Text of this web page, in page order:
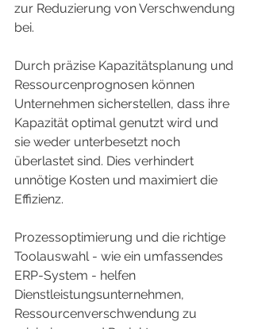
zur Reduzierung von Verschwendung
bei.
Durch präzise Kapazitätsplanung und
Ressourcenprognosen können
Unternehmen sicherstellen, dass ihre
Kapazität optimal genutzt wird und
sie weder unterbesetzt noch
überlastet sind. Dies verhindert
unnötige Kosten und maximiert die
Effizienz.
Prozessoptimierung und die richtige
Toolauswahl - wie ein umfassendes
ERP-System - helfen
Dienstleistungsunternehmen,
Ressourcenverschwendung zu